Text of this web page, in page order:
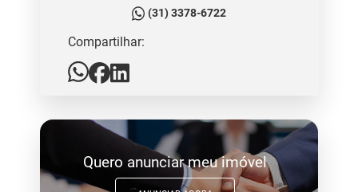
(31) 3378-6722
Compartilhar:
Quero anunciar meu imóvel